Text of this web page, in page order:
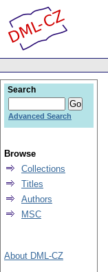
Search
Advanced Search
Browse
Collections
Titles
Authors
MSC
About DML-CZ